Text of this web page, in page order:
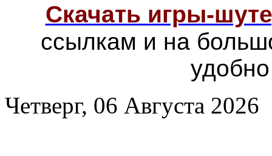
Скачать игры-
ссылкам и на
Четверг, 06 Августа 2026